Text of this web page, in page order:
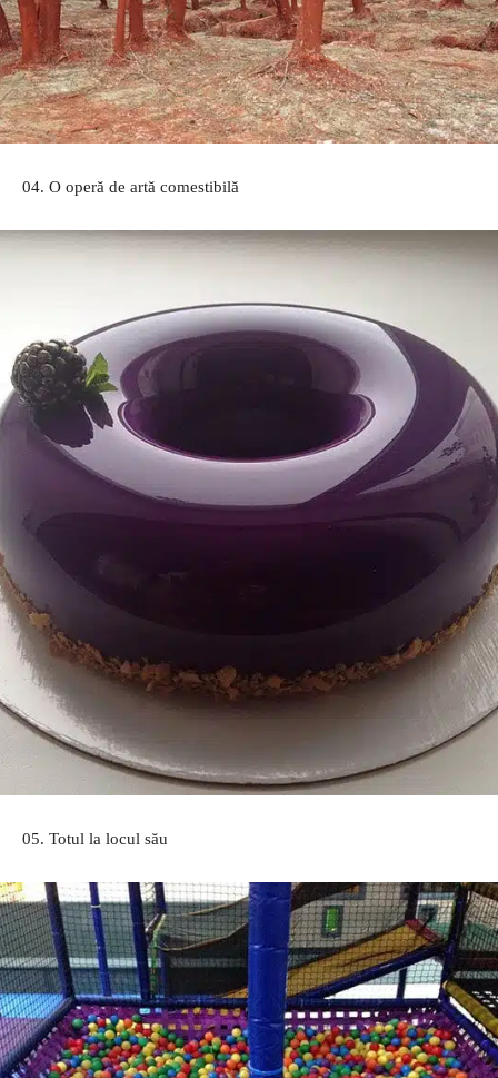
04. O operă de artă comestibilă
05. Totul la locul său